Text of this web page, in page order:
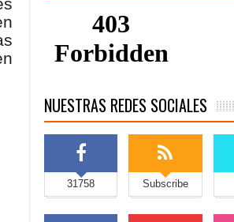
NUESTRAS REDES SOCIALES
31758 Subscribe